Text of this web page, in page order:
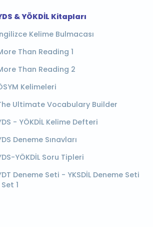
& YÖKDİL Kitapları
Kelime Bulmacası
Than Reading 1
Than Reading 2
Kelimeleri
Ultimate Vocabulary Builder
- YÖKDİL Kelime Defteri
Deneme Sınavları
YÖKDİL Soru Tipleri
Deneme Seti - YKSDİL Deneme Seti
Set 1